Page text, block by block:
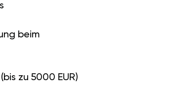
beim
zu 5000 EUR)